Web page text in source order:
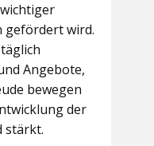
gefördert wird.
Angebote,
bewegen
der
stärkt.